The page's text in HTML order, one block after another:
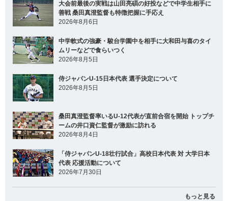
大会前最後の実戦は山田亮碩の好投などで中学生相手に
善戦 桑田真澄監督も特徴把握に手応え
2026年8月6日
中学軟式の強豪・駿台学園中を相手に大和田与喜のタイ
ムリーなどで食らいつく
2026年8月5日
侍ジャパンU-15日本代表 選手決定について
2026年8月5日
桑田真澄監督率いるU-12代表が直前合宿を開始 トップチ
ームの井口資仁監督が激励に訪れる
2026年8月4日
「侍ジャパンU-18壮行試合」高校日本代表 対 大学日本
代表 応援活動について
2026年7月30日
もっと見る